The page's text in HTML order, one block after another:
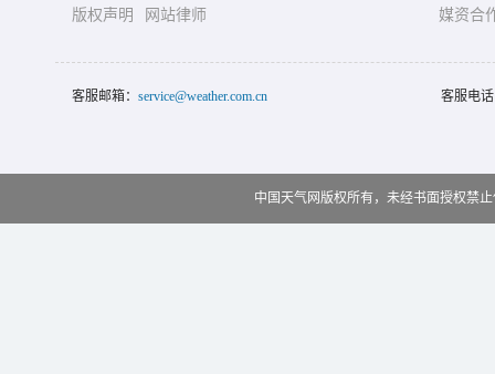
版权声明
网站律师
媒资合
客服邮箱： service@weather.com.cn 客服电
中国天气网版权所有，未经书面授权